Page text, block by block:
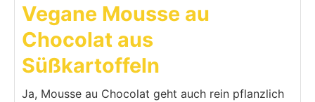
Vegane Mousse au
Chocolat aus
Süßkartoffeln
Ja, Mousse au Chocolat geht auch rein pflanzlich